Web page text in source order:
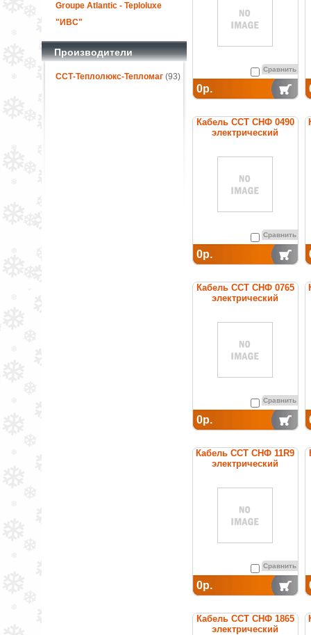
Groupe Atlantic - Teploluxe
"ИВС"
Производители
ССТ-Теплолюкс-Тепломаг(93)
Сравнить
0р.
Кабель ССТ СНФ 0490
электрический
Сравнить
0р.
Кабель ССТ СНФ 0765
электрический
Сравнить
0р.
Кабель ССТ СНФ 11R9
электрический
Сравнить
0р.
Кабель ССТ СНФ 1865
электрический